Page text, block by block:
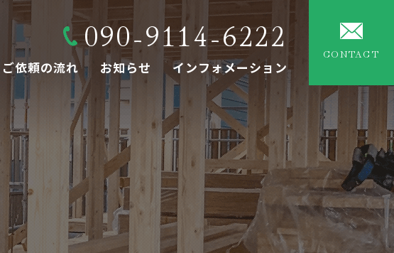
090-9114-6222
ご依頼の流れ お知らせ インフォメーション
CONTACT